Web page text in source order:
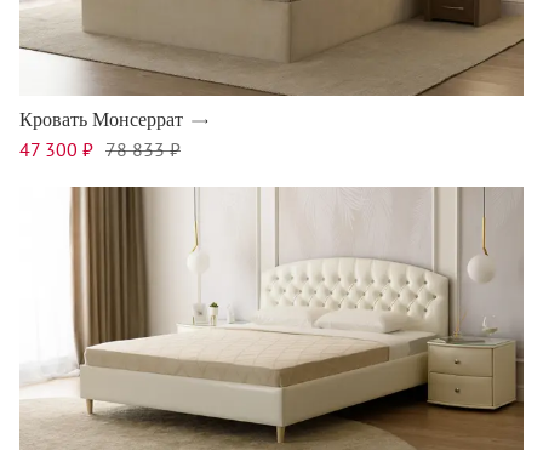
Кровать Монсеррат
47 300 ₽ 78 833 ₽